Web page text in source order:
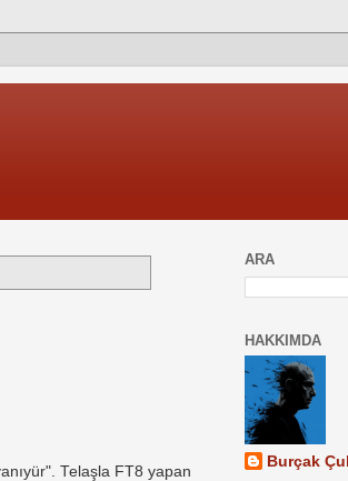
Telaşla FT8 yapan
ARA
HAKKIMDA
Burçak